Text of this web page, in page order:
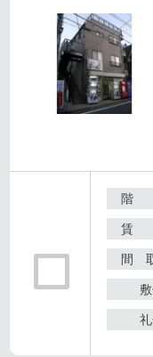
階
賃
間